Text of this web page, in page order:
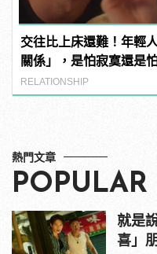
交往比上床還難！年輕
關係」，是怕寂寞還是
RELATIONSHIP
熱門文章
POPULAR
就是
喜」